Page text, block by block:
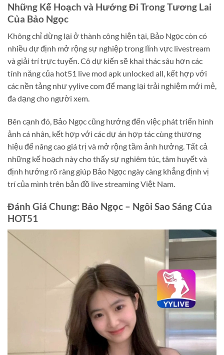
Những Kế Hoạch và Hướng Đi Trong Tương Lai
Của Bảo Ngọc
Không chỉ dừng lại ở thành công hiện tại, Bảo Ngọc còn có
nhiều dự định mở rộng sự nghiệp trong lĩnh vực livestream
và giải trí trực tuyến. Cô dự kiến sẽ khai thác sâu hơn các
tính năng của hot51 live mod apk unlocked all, kết hợp với
các nền tảng như yylive com để mang lại trải nghiệm mới mẻ,
đa dạng cho người xem.
Bên cạnh đó, Bảo Ngọc cũng hướng đến việc phát triển hình
ảnh cá nhân, kết hợp với các dự án hợp tác cùng thương
hiệu để nâng cao giá trị và mở rộng tầm ảnh hưởng. Tất cả
những kế hoạch này cho thấy sự nghiêm túc, tâm huyết và
định hướng rõ ràng giúp Bảo Ngọc ngày càng khẳng định vị
trí của mình trên bản đồ live streaming Việt Nam.
Đánh Giá Chung: Bảo Ngọc – Ngôi Sao Sáng Của
HOT51